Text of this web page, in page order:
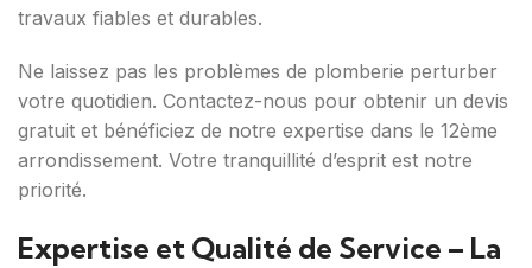
travaux fiables et durables.
Ne laissez pas les problèmes de plomberie perturber
votre quotidien. Contactez-nous pour obtenir un devis
gratuit et bénéficiez de notre expertise dans le 12ème
arrondissement. Votre tranquillité d’esprit est notre
priorité.
Expertise et Qualité de Service – La